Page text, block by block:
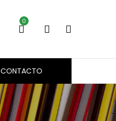
0
CONTACTO